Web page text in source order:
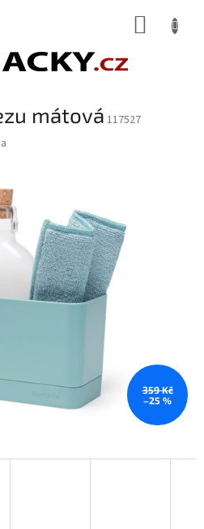
mátová 117527
359 Kč
–25 %